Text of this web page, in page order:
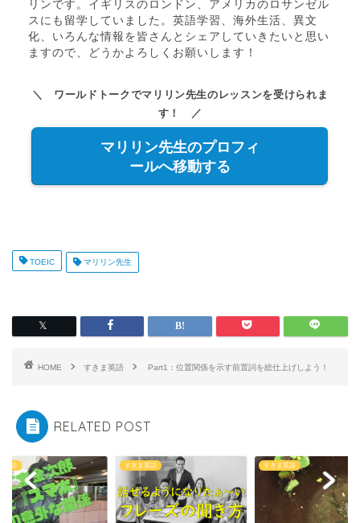
リンです。イギリスのロンドン、アメリカのロサンゼル
スにも留学していました。英語学習、海外生活、異文
化、いろんな情報を皆さんとシェアしていきたいと思い
ますので、どうかよろしくお願いします！
＼ ワールドトークでマリリン先生のレッスンを受けられま
す！ ／
マリリン先生のプロフィ
ールへ移動する
TOEIC マリリン先生
HOME すきま英語 Part1：位置関係を示す前置詞を総仕上げしよう！
RELATED POST
英語 すきま英語 すきま英語